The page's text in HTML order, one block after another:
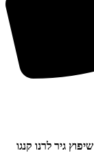
שיפוץ גיר לרנו קנגו